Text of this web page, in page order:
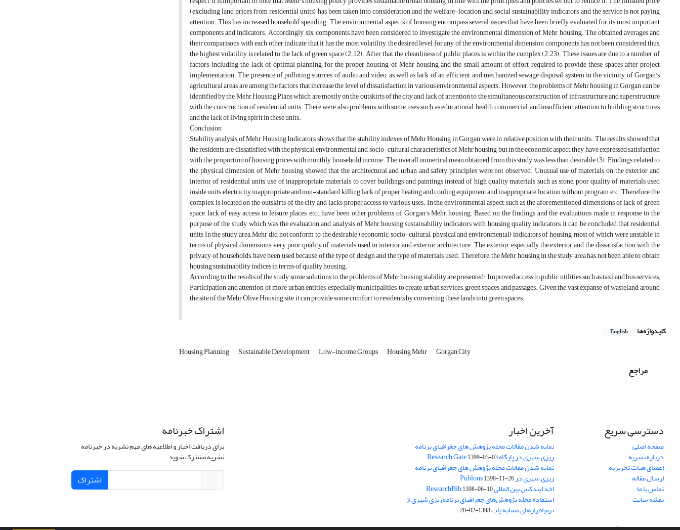
(excluding land prices from residential units) has been taken into consideration and the welfare-location and social sustainability indicators and the service is not paying
attention. This has increased household spending. The environmental aspects of housing encompass several issues that have been briefly evaluated for its most important
components and indicators. Accordingly, six components have been considered to investigate the environmental dimension of Mehr housing. The obtained averages and
their comparisons with each other indicate that it has the most volatility, the desired level for any of the environmental dimension components has not been considered, thus,
the highest volatility is related to the lack of green space (2.12). After that, the cleanliness of public places is within the complex (2.23). These issues are due to a number of
factors, including the lack of optimal planning for the proper housing of Mehr housing and the small amount of effort required to provide these spaces after project
implementation. The presence of polluting sources of audio and video, as well as lack of an efficient and mechanized sewage disposal system in the vicinity of Gorgan's
agricultural areas are among the factors that increase the level of dissatisfaction in various environmental aspects. However, the problems of Mehr housing in Gorgan can be
identified by the Mehr Housing Plans which are mostly on the outskirts of the city and lack of attention to the simultaneous construction of infrastructure and superstructure
with the construction of residential units. There were also problems with some uses, such as educational, health, commercial, and insufficient attention to building structures
and the lack of living spirit in these units.
Conclusion
Stability analysis of Mehr Housing Indicators shows that the stability indexes of Mehr Housing in Gorgan were in relative position with their units. The results showed that
the residents are dissatisfied with the physical, environmental and socio-cultural characteristics of Mehr housing but in the economic aspect, they have expressed satisfaction
with the proportion of housing prices with monthly household income. The overall numerical mean obtained from this study was less than desirable (3). Findings related to
the physical dimension of Mehr housing showed that the architectural and urban and safety principles were not observed. Unusual use of materials on the exterior and
interior of residential units, use of inappropriate materials to cover buildings and paintings instead of high quality materials such as stone, poor quality of materials used
inside units, electricity inappropriate and non-standard killing, lack of proper heating and cooling equipment and inappropriate location without program, etc. Therefore, the
complex is located on the outskirts of the city and lacks proper access to various uses. In the environmental aspect, such as the aforementioned dimensions of lack of green
space, lack of easy access to leisure places, etc., have been other problems of Gorgan's Mehr housing. Based on the findings and the evaluations made in response to the
purpose of the study, which was the evaluation and analysis of Mehr housing sustainability indicators with housing quality indicators, it can be concluded that residential
units In the study area, Mehr did not conform to the desirable (economic, socio-cultural, physical and environmental) indicators of housing, most of which were unstable in
terms of physical dimensions, very poor quality of materials used in interior and exterior architecture. The exterior, especially the exterior and the dissatisfaction with the
privacy of households, have been used because of the type of design and the type of materials used. Therefore, the Mehr housing in the study area has not been able to obtain
housing sustainability indices in terms of quality housing.
According to the results of the study, some solutions to the problems of Mehr housing stability are presented: Improved access to public utilities such as taxi and bus services;
Participation and attention of more urban entities, especially municipalities, to create urban services, green spaces and passages. Given the vast expanse of wasteland around
the site of the Mehr Olive Housing site, it can provide some comfort to residents by converting these lands into green spaces.
کلیدواژه‌ها English
Housing Planning Sustainable Development Low-income Groups Housing Mehr Gorgan City
مراجع
دسترسی سریع
صفحه اصلی
درباره نشریه
اعضای هیات تحریریه
ارسال مقاله
تماس با ما
نقشه سایت
آخرین اخبار
نمایه شدن مقالات مجله پژوهش های جغرافیای برنامه
ریزی شهری در پایگاه Research Gate1399-03-03
نمایه شدن مقالات مجله پژوهش های جغرافیای برنامه
ریزی شهری در Publons1398-11-26
اخذ ایندکس بین المللی ResearchBib1398-06-10
استفاده مجله پژوهش‌های جغرافیای برنامه‌ریزی شهری از
نرم افزارهای مشابه یاب1398-02-20
اشتراک خبرنامه
برای دریافت اخبار و اطلاعیه های مهم نشریه در خبرنامه
نشریه مشترک شوید.
اشتراک